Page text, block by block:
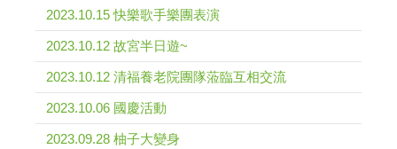
2023.10.15 快樂歌手樂團表演
2023.10.12 故宮半日遊~
2023.10.12 清福養老院團隊蒞臨互相交流
2023.10.06 國慶活動
2023.09.28 柚子大變身